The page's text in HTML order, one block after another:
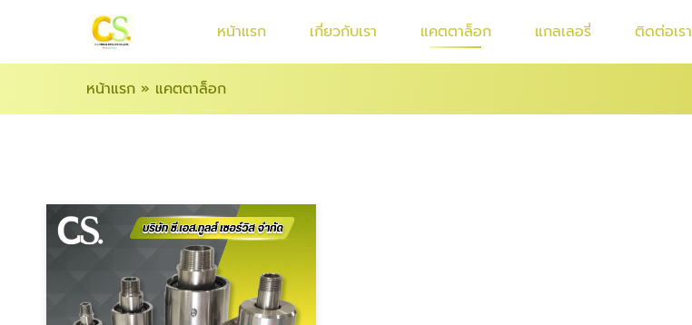
หน้าแรก เกี่ยวกับเรา แคตตาล็อก แกลเลอรี่ ติดต่อเรา
หน้าแรก » แคตตาล็อก